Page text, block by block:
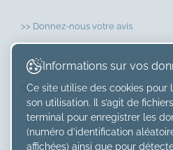
>> Donnez-nous votre avis
>> Accéder au calendrier des
Suivez-nous sur
Informations sur vos
Ce site utilise des cookies pour
son utilisation. Il s’agit de
terminal pour enregistrer les
(numéro d’identification
affichées) ainsi que pour
Bonjour, souhaiteriez-